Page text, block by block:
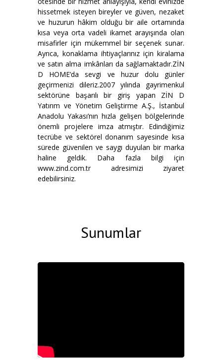
hissetmek isteyen bireyler ve güven, nezaket
ve huzurun hâkim olduğu bir aile ortamında
kısa veya orta vadeli ikamet arayışında olan
misafirler için mükemmel bir seçenek sunar.
Ayrıca, konaklama ihtiyaçlarınız için kiralama
ve satın alma imkânları da sağlamaktadır.ZİN
D HOME’da sevgi ve huzur dolu günler
geçirmenizi dileriz.2007 yılında gayrimenkul
sektörüne başarılı bir giriş yapan ZİN D
Yatırım ve Yönetim Geliştirme A.Ş., İstanbul
Anadolu Yakası’nın hızla gelişen bölgelerinde
önemli projelere imza atmıştır. Edindiğimiz
tecrübe ve sektörel donanım sayesinde kısa
sürede güvenilen ve saygı duyulan bir marka
haline geldik. Daha fazla bilgi için
www.zind.com.tr adresimizi ziyaret
edebilirsiniz.
Sunumlar